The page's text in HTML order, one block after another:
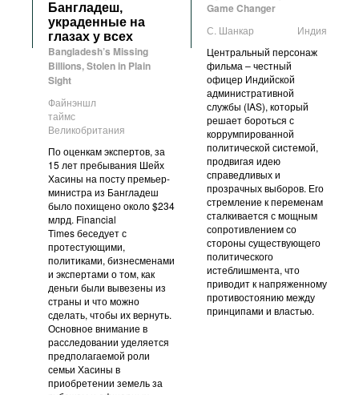
Бангладеш,
украденные на
глазах у всех
Bangladesh’s Missing
Billions, Stolen in Plain
Sight
Файнэншл
таймс
Великобритания
По оценкам экспертов, за
15 лет пребывания Шейх
Хасины на посту премьер-
министра из Бангладеш
было похищено около $234
млрд. Financial
Times беседует с
протестующими,
политиками, бизнесменами
и экспертами о том, как
деньги были вывезены из
страны и что можно
сделать, чтобы их вернуть.
Основное внимание в
расследовании уделяется
предполагаемой роли
семьи Хасины в
приобретении земель за
Game Changer
С. Шанкар
Индия
Центральный персонаж
фильма – честный
офицер Индийской
административной
службы (IAS), который
решает бороться с
коррумпированной
политической системой,
продвигая идею
справедливых и
прозрачных выборов. Его
стремление к переменам
сталкивается с мощным
сопротивлением со
стороны существующего
политического
истеблишмента, что
приводит к напряженному
противостоянию между
принципами и властью.